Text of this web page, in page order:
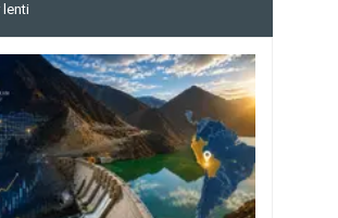
lenti